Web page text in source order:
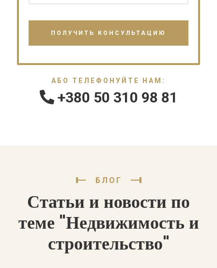
АБО ТЕЛЕФОНУЙТЕ НАМ:
+380 50 310 98 81
БЛОГ
Статьи и новости по
теме "Недвижимость и
строительство"